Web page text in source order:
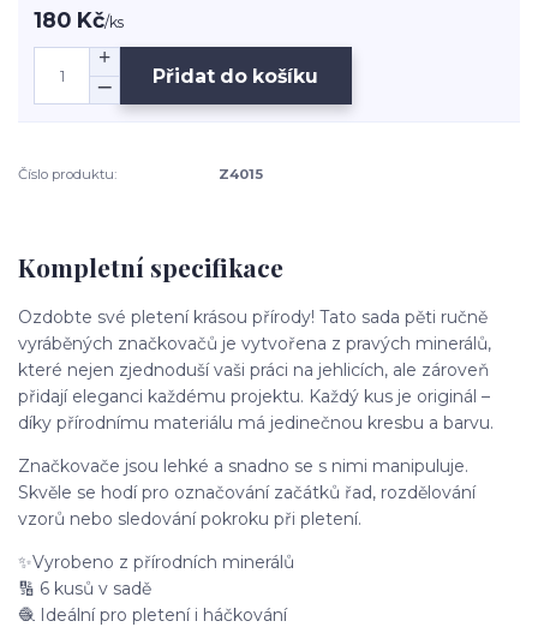
180 Kč/ks
Přidat do košíku
Číslo produktu: Z4015
Kompletní specifikace
Ozdobte své pletení krásou přírody! Tato sada pěti ručně
vyráběných značkovačů je vytvořena z pravých minerálů,
které nejen zjednoduší vaši práci na jehlicích, ale zároveň
přidají eleganci každému projektu. Každý kus je originál –
díky přírodnímu materiálu má jedinečnou kresbu a barvu.
Značkovače jsou lehké a snadno se s nimi manipuluje.
Skvěle se hodí pro označování začátků řad, rozdělování
vzorů nebo sledování pokroku při pletení.
✨Vyrobeno z přírodních minerálů
🔢 6 kusů v sadě
🧶 Ideální pro pletení i háčkování